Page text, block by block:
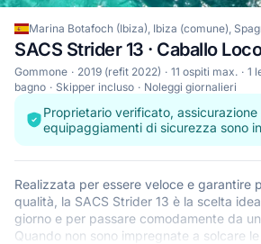
Marina Botafoch (Ibiza), Ibiza (comune),
SACS Strider 13 · Caballo Loco
Gommone 2019 (refit 2022) 11 ospiti max. 1
bagno
Skipper incluso Noleggi giornalieri
Proprietario verificato,
equipaggiamenti di sicurezza sono
Realizzata per essere veloce e garantire
qualità, la SACS Strider 13 è la scelta
giorno e per passare comodamente da
Quando non sono impregnate a solcare